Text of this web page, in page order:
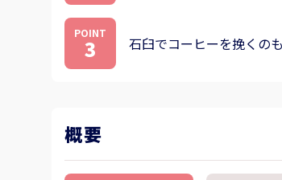
POINT
3 石臼でコーヒーを挽くの
概要